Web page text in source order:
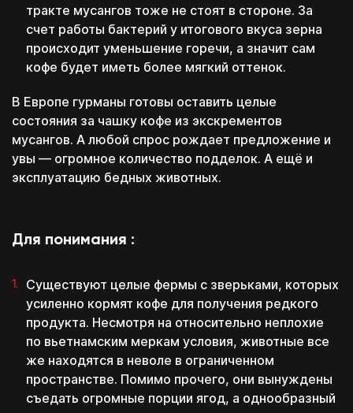
тракте мусангов тоже не стоят в стороне. За
счет работы бактерий у итогового вкуса зерна
происходит уменьшение горечи, а значит сам
кофе будет иметь более мягкий оттенок.
В Европе гурманы готовы оставить целые
состояния за чашку кофе из экскрементов
мусангов. А любой спрос рождает предложение и
увы — огромное количество подделок. А ещё и
эксплуатацию бедных животных.
Для понимания :
Существуют целые фермы с зверьками, которых
усиленно кормят кофе для получения редкого
продукта. Несмотря на относительно неплохие
по вьетнамским меркам условия, животные все
же находятся в неволе в ограниченном
пространстве. Помимо прочего, они вынуждены
съедать огромные порции ягод, а однообразный
ВАША
Связаться с нами
Даюсогласие на обработку персональных
данных
Первый платёжчерез месяц
которые заработаешь с нашей помощью
от 5 банков
Перейти к тестам
Поэтому дарим
Которые помогут
тебе, даже если ты
будешь обучаться не у
нас
Которые помогут
тебе, даже если ты
будешь обучаться не у
нас
будешь обучаться не у
нас
Скачать
будешь обучаться не у
нас